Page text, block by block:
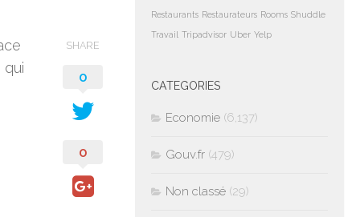
qui
SHARE
0
0
Restaurants Restaurateurs Rooms Shuddle
Travail Tripadvisor Uber Yelp
CATEGORIES
Economie (6,137)
Gouv.fr (479)
Non classé (29)